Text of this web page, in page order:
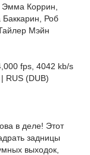
Коррин,
Роб
Мэйн
fps, 4042 kb/s
RUS (DUB)
в деле! Этот
задницы
выходок,